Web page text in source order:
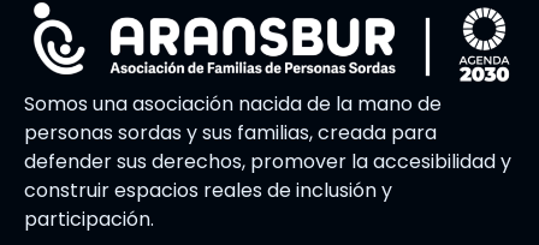
Somos una asociación nacida de la mano de
personas sordas y sus familias, creada para
defender sus derechos, promover la accesibilidad y
construir espacios reales de inclusión y
participación.